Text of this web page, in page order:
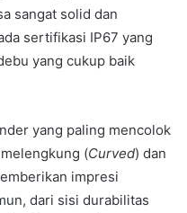
sangat solid dan
sertifikasi IP67 yang
yang cukup baik
yang paling mencolok
(Curved) dan
impresi
dari sisi durabilitas